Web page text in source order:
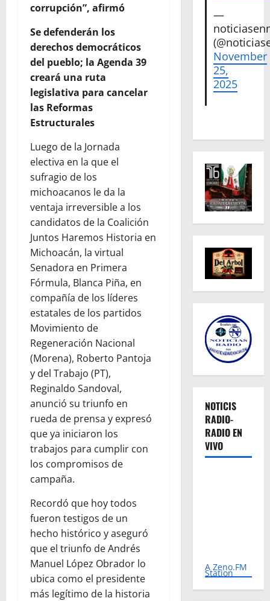
corrupción”, afirmó
Se defenderán los
derechos democráticos
del pueblo; la Agenda 39
creará una ruta
legislativa para cancelar
las Reformas
Estructurales
Luego de la Jornada
electiva en la que el
sufragio de los
michoacanos le da la
ventaja irreversible a los
candidatos de la Coalición
Juntos Haremos Historia en
Michoacán, la virtual
Senadora en Primera
Fórmula, Blanca Piña, en
compañía de los líderes
estatales de los partidos
Movimiento de
Regeneración Nacional
(Morena), Roberto Pantoja
y del Trabajo (PT),
Reginaldo Sandoval,
anunció su triunfo en
rueda de prensa y expresó
que ya iniciaron los
trabajos para cumplir con
los compromisos de
campaña.
Recordó que hoy todos
fueron testigos de un
hecho histórico y aseguró
que el triunfo de Andrés
Manuel López Obrador lo
ubica como el presidente
más legítimo de la historia
—
November
25,
2025
NOTICIS
RADIO-
RADIO EN
VIVO
A Zeno.FM
Station